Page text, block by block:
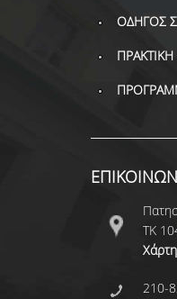
ΟΔΗΓΟΣ
ΤΚ
210-